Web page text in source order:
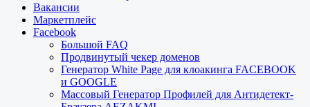
Вакансии
Маркетплейс
Facebook
Большой FAQ
Продвинутый чекер доменов
Генератор White Page для клоакинга FACEBOOK
и GOOGLE
Массовый Генератор Профилей для Антидетект-